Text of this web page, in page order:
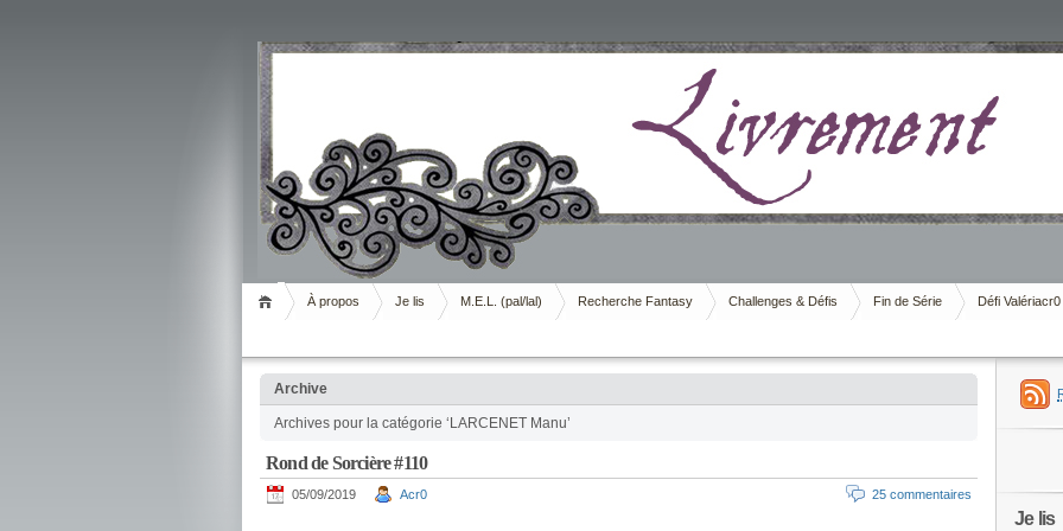
Livrement
À propos Je lis M.E.L. (pal/lal) Recherche Fantasy Challenges & Défis Fin de Série Défi Valériacr0
Archive
Archives pour la catégorie ‘LARCENET Manu’
Rond de Sorcière #110
05/09/2019 Acr0 25 commentaires
Je lis